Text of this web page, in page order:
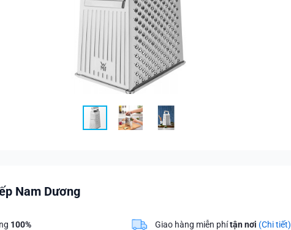
Nam Dương
100% Giao hàng miễn phítận nơi (Chi tiết)